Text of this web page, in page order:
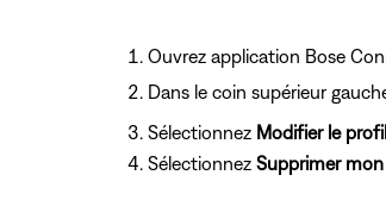
Ouvrez application Bose
Dans le coin supérieur
Sélectionnez Modifier le profil
Sélectionnez Supprimer